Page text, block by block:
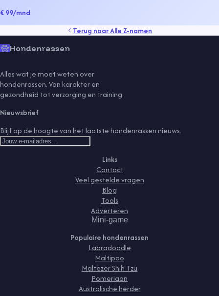
€ 99/mnd
Terug naarAlle Z-namen
Hondenrassen
Alles wat je moet weten over
hondenrassen. Van karakter en
gezondheid tot verzorging en training.
Nieuwsbrief
Blijf op de hoogte van het laatste hondenrassen nieuws.
Links
Contact
Veel gestelde vragen
Blog
Tools
Adverteren
Mini-game
Populaire hondenrassen
Labradoodle
Maltipoo
Maltezer Shih Tzu
Pomeriaan
Australische herder